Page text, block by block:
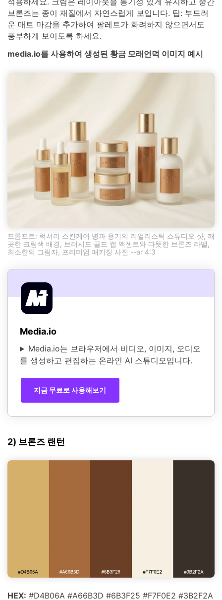
브론즈는 종이 재질에서 자연스럽게 보입니다. 팁: 부드러
운 매트 마감을 추가하여 팔레트가 화려하지 않으면서도
풍부하게 보이도록 하세요.
media.io를 사용하여 생성된 황금 모래언덕 이미지 예시
프롬프트: 럭셔리 스킨케어 병과 용기의 리얼리스틱 스튜디오 샷, 깨
끗한 크림색 배경, 브러시드 골드 캡 액센트와 따뜻한 브론즈 라벨,
최소한의 그림자, 프리미엄 패키징 사진 --ar 4:3
Media.io
Media.io는 브라우저에서 비디오, 이미지, 오디오
를 생성하고 편집하는 온라인 AI 스튜디오입니다.
지금 무료로 사용해보기
2) 브론즈 랜턴
HEX: #D4B06A #A66B3D #6B3F25 #F7F0E2 #3B2F2A